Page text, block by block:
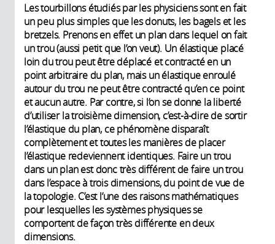
Les tourbillons étudiés par les physiciens sont en fait
un peu plus simples que les donuts, les bagels et les
bretzels. Prenons en effet un plan dans lequel on fait
un trou (aussi petit que l’on veut). Un élastique placé
loin du trou peut être déplacé et contracté en un
point arbitraire du plan, mais un élastique enroulé
autour du trou ne peut être contracté qu’en ce point
et aucun autre. Par contre, si l’on se donne la liberté
d’utiliser la troisième dimension, c’est-à-dire de sortir
l’élastique du plan, ce phénomène disparaît
complètement et toutes les manières de placer
l’élastique redeviennent identiques. Faire un trou
dans un plan est donc très différent de faire un trou
dans l’espace à trois dimensions, du point de vue de
la topologie. C’est l’une des raisons mathématiques
pour lesquelles les systèmes physiques se
comportent de façon très différente en deux
dimensions.